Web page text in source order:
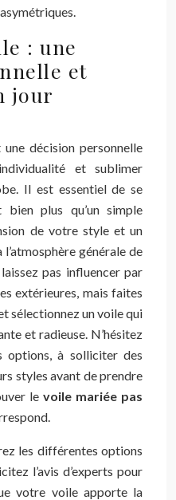
: une
et
jour
décision personnelle
et sublimer
Il est essentiel de se
plus qu’un simple
de votre style et un
générale de
pas influencer par
extérieures, mais faites
sélectionnez un voile qui
et radieuse. N’hésitez
options, à solliciter des
styles avant de prendre
le voile mariée pas
les différentes options
l’avis d’experts pour
votre voile apporte la